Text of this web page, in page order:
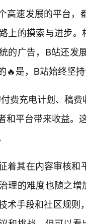
高速发展的平台
上的摸索与进步
的广告，B站还发
🔥是，B站始终坚
费充电计划、稿
和平台带来收益。
着其在内容审核
理的难度也随之
术手段和社区规